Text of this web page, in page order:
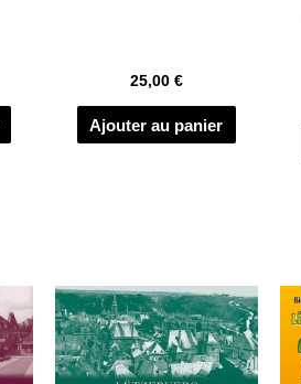
25,00 €
Ajouter au panier